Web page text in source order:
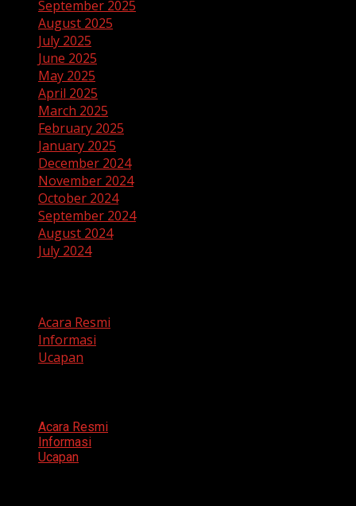
September 2025
August 2025
July 2025
June 2025
May 2025
April 2025
March 2025
February 2025
January 2025
December 2024
November 2024
October 2024
September 2024
August 2024
July 2024
Acara Resmi
Informasi
Ucapan
Acara Resmi
Informasi
Ucapan